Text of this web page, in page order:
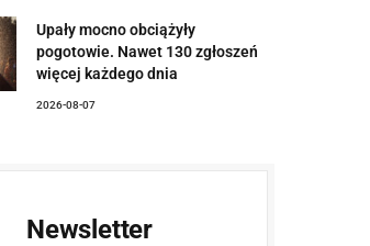
Upały mocno obciążyły
pogotowie. Nawet 130 zgłoszeń
więcej każdego dnia
2026-08-07
Newsletter